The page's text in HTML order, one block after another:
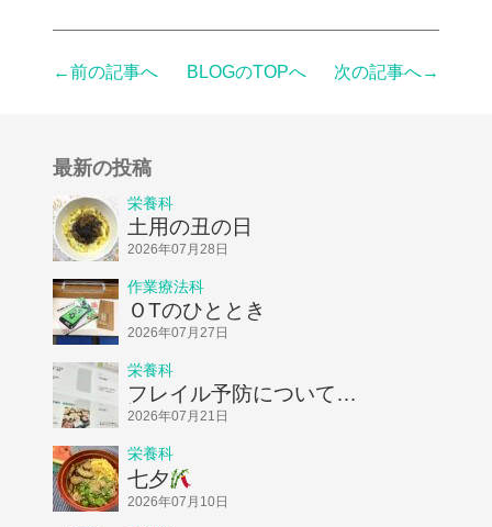
最新の投稿
栄養科
土用の丑の日
2026年07月28日
作業療法科
ＯTのひととき
2026年07月27日
栄養科
フレイル予防についてお
話ししました！
2026年07月21日
栄養科
七夕
2026年07月10日
←前の記事へ BLOGのTOPへ 次の記事へ→